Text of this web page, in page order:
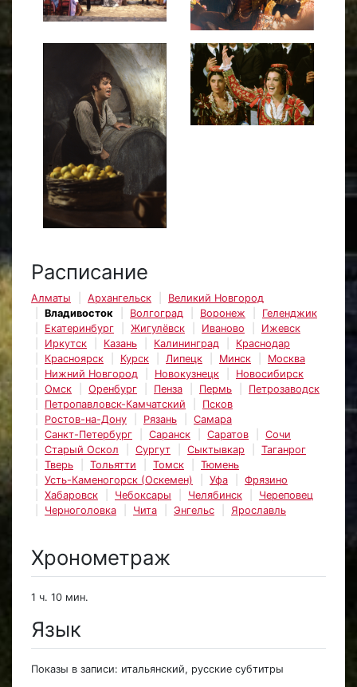
Расписание
Алматы Архангельск
Великий Новгород
Владивосток
Волгоград Воронеж
Геленджик
Екатеринбург
Жигулёвск Иваново
Ижевск
Иркутск
Казань Калининград
Краснодар
Красноярск
Курск Липецк Минск
Москва
Нижний Новгород
Новокузнецк
Новосибирск
Омск
Оренбург Пенза Пермь
Петрозаводск
Петропавловск-Камчатский
Псков
Ростов-на-Дону
Рязань
Самара
Санкт-Петербург
Саранск Саратов
Сочи
Старый Оскол
Сургут Сыктывкар
Таганрог
Тверь
Тольятти Томск
Тюмень
Усть-Каменогорск (Оскемен)
Уфа
Фрязино
Хабаровск
Чебоксары Челябинск
Череповец
Черноголовка
Чита Энгельс Ярославль
Хронометраж
1 ч. 10 мин.
Язык
Показы в записи: итальянский, русские субтитры